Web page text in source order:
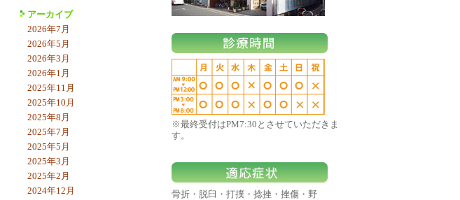
アーカイブ
2026年7月
2026年5月
2026年3月
2026年1月
2025年11月
2025年10月
2025年8月
2025年7月
2025年5月
2025年3月
2025年2月
2024年12月
※最終受付はPM7:30とさせていただきま
す。
骨折・脱臼・打撲・捻挫・挫傷・野